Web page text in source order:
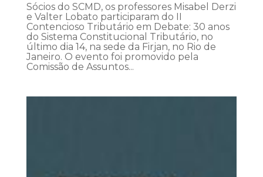
Sócios do SCMD, os professores Misabel Derzi
e Valter Lobato participaram do II
Contencioso Tributário em Debate: 30 anos
do Sistema Constitucional Tributário, no
último dia 14, na sede da Firjan, no Rio de
Janeiro. O evento foi promovido pela
Comissão de Assuntos...